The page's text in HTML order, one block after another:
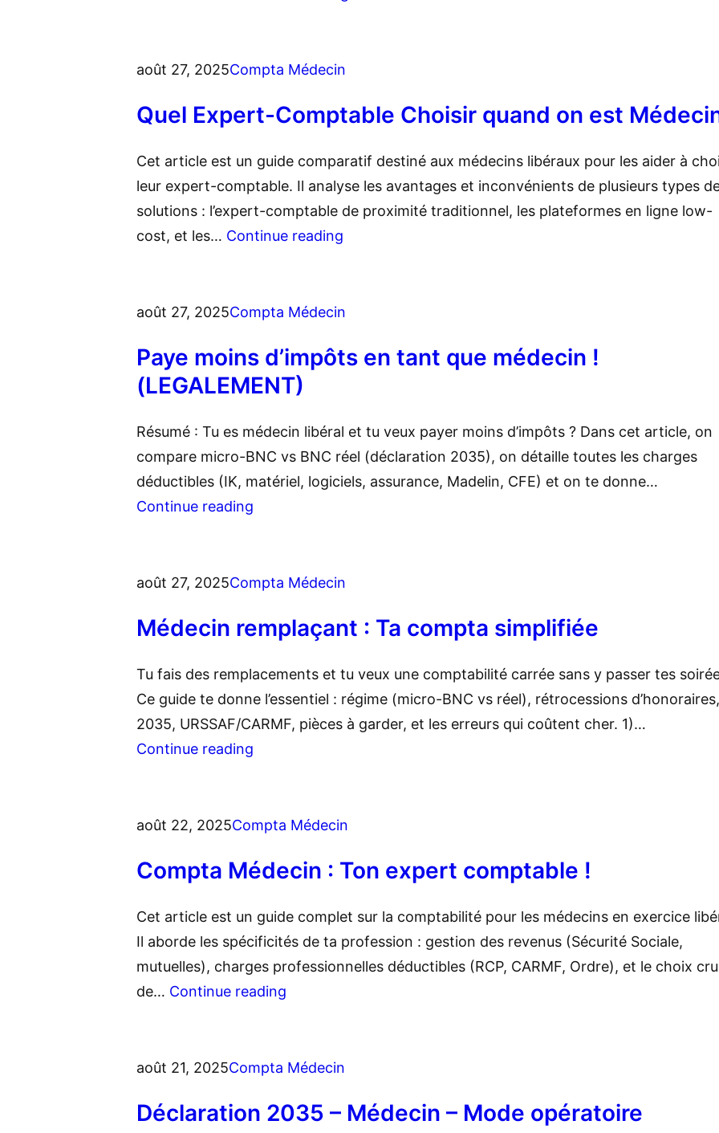
août 27, 2025Compta Médecin
Quel Expert-Comptable Choisir quand on est
Cet article est un guide comparatif destiné aux médecins libéraux pour les aider à
leur expert-comptable. Il analyse les avantages et inconvénients de plusieurs types
solutions : l’expert-comptable de proximité traditionnel, les plateformes en ligne low-
cost, et les… Continue reading
août 27, 2025Compta Médecin
Paye moins d’impôts en tant que médecin !
(LEGALEMENT)
Résumé : Tu es médecin libéral et tu veux payer moins d’impôts ? Dans cet article, on
compare micro-BNC vs BNC réel (déclaration 2035), on détaille toutes les charges
déductibles (IK, matériel, logiciels, assurance, Madelin, CFE) et on te donne…
Continue reading
août 27, 2025Compta Médecin
Médecin remplaçant : Ta compta simplifiée
Tu fais des remplacements et tu veux une comptabilité carrée sans y passer tes
Ce guide te donne l’essentiel : régime (micro-BNC vs réel), rétrocessions d’honoraires,
2035, URSSAF/CARMF, pièces à garder, et les erreurs qui coûtent cher. 1)…
Continue reading
août 22, 2025Compta Médecin
Compta Médecin : Ton expert comptable !
Cet article est un guide complet sur la comptabilité pour les médecins en exercice
Il aborde les spécificités de ta profession : gestion des revenus (Sécurité Sociale,
mutuelles), charges professionnelles déductibles (RCP, CARMF, Ordre), et le choix
de… Continue reading
août 21, 2025Compta Médecin
Déclaration 2035 – Médecin – Mode opératoire